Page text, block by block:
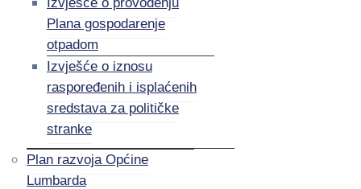
Plana gospodarenje
otpadom
Izvješće o iznosu
raspoređenih i isplaćenih
sredstava za političke
stranke
Plan razvoja Općine
Lumbarda